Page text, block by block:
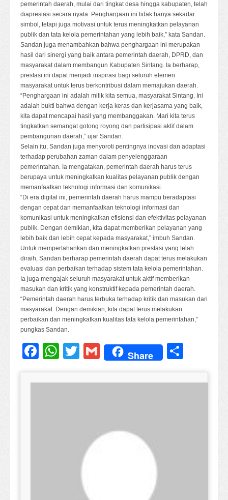
pemerintah daerah, mulai dari tingkat desa hingga kabupaten, telah
diapresiasi secara nyata. Penghargaan ini tidak hanya sekadar
simbol, tetapi juga motivasi untuk terus meningkatkan pelayanan
publik dan tata kelola pemerintahan yang lebih baik,” kata Sandan.
Sandan juga menambahkan bahwa penghargaan ini merupakan
hasil dari sinergi yang baik antara pemerintah daerah, DPRD, dan
masyarakat dalam membangun Kabupaten Sintang. Ia berharap,
prestasi ini dapat menjadi inspirasi bagi seluruh elemen
masyarakat untuk terus berkontribusi dalam memajukan daerah.
“Penghargaan ini adalah milik kita semua, masyarakat Sintang. Ini
adalah bukti bahwa dengan kerja keras dan kerjasama yang baik,
kita dapat mencapai hasil yang membanggakan. Mari kita terus
tingkatkan semangat gotong royong dan partisipasi aktif dalam
pembangunan daerah,” ujar Sandan.
Selain itu, Sandan juga menyoroti pentingnya inovasi dan adaptasi
terhadap perubahan zaman dalam penyelenggaraan
pemerintahan. Ia mengatakan, pemerintah daerah harus terus
berupaya untuk meningkatkan kualitas pelayanan publik dengan
memanfaatkan teknologi informasi dan komunikasi.
“Di era digital ini, pemerintah daerah harus mampu beradaptasi
dengan cepat dan memanfaatkan teknologi informasi dan
komunikasi untuk meningkatkan efisiensi dan efektivitas pelayanan
publik. Dengan demikian, kita dapat memberikan pelayanan yang
lebih baik dan lebih cepat kepada masyarakat,” imbuh Sandan.
Untuk mempertahankan dan meningkatkan prestasi yang telah
diraih, Sandan berharap pemerintah daerah dapat terus melakukan
evaluasi dan perbaikan terhadap sistem tata kelola pemerintahan.
Ia juga mengajak seluruh masyarakat untuk aktif memberikan
masukan dan kritik yang konstruktif kepada pemerintah daerah.
“Pemerintah daerah harus terbuka terhadap kritik dan masukan dari
masyarakat. Dengan demikian, kita dapat terus melakukan
perbaikan dan meningkatkan kualitas tata kelola pemerintahan,”
pungkas Sandan.
Facebook
WhatsApp
TwitterGmail
Share